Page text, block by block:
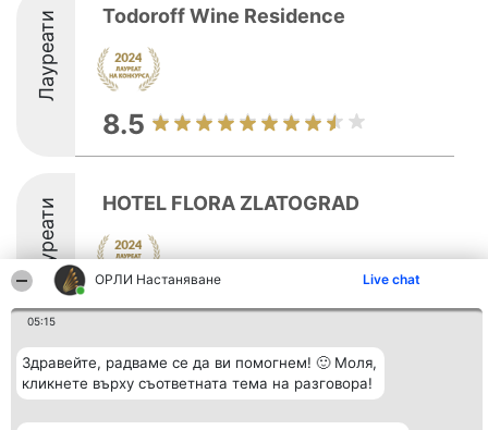
ОРЛИ Настаняване Live chat
05:15
Здравейте, радваме се да ви помогнем! 🙂 Моля,
кликнете върху съответната тема на разговора!
Лауреати Todoroff Wine Residence
8.5
Лауреати HOTEL FLORA ZLATOGRAD
8.1
Организатор на
класиране
Класация
Победители
Контакти
Контакти